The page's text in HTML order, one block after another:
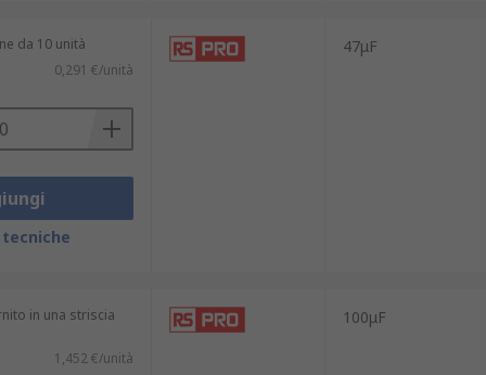
da 10 unità
0,291 €/unità
tecniche
47μF
in una striscia
1,452 €/unità
100μF